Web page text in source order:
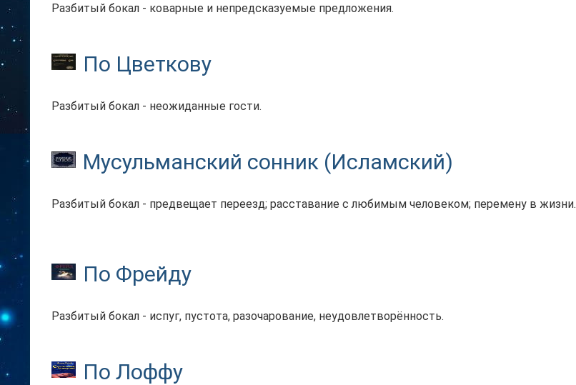
Разбитый бокал - коварные и непредсказуемые предложения.
По Цветкову
Разбитый бокал - неожиданные гости.
Мусульманский сонник (Исламский)
Разбитый бокал - предвещает переезд; расставание с любимым человеком; перемену в жизни.
По Фрейду
Разбитый бокал - испуг, пустота, разочарование, неудовлетворённость.
По Лоффу